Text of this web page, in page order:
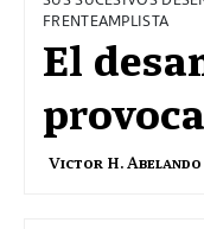
FRENTEAMPLISTA
El
Victor H. Abelando